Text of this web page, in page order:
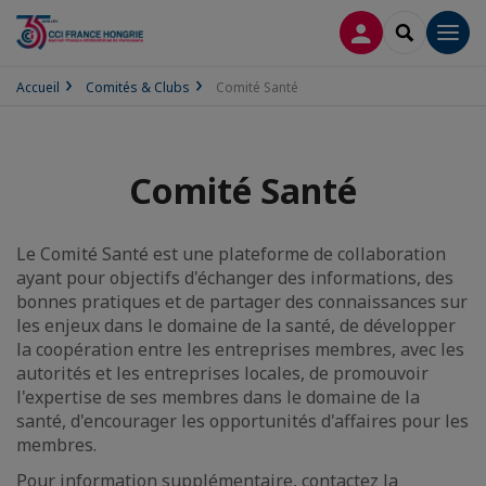
CONNEXION
Accueil Comités & Clubs Comité Santé
Comité Santé
Le Comité Santé est une plateforme de collaboration
ayant pour objectifs d'échanger des informations, des
bonnes pratiques et de partager des connaissances sur
les enjeux dans le domaine de la santé, de développer
la coopération entre les entreprises membres, avec les
autorités et les entreprises locales, de promouvoir
l'expertise de ses membres dans le domaine de la
santé, d'encourager les opportunités d'affaires pour les
membres.
Pour information supplémentaire, contactez la